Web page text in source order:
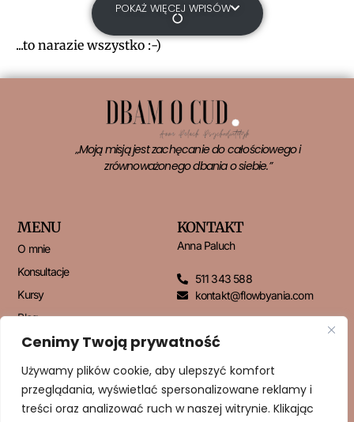
Cenimy Twoją prywatność
Używamy plików cookie, aby ulepszyć komfort
przeglądania, wyświetlać spersonalizowane reklamy i
treści oraz analizować ruch w naszej witrynie. Klikając
POKAŻ WIĘCEJ WPISÓW
...to narazie wszystko :-)
„Moją misją jest zachęcanie do całościowego i
zrównoważonego dbania o siebie.”
MENU
O mnie
Konsultacje
Kursy
Blog
Kontakt
KONTAKT
Anna Paluch
511 343 588
kontakt@flowbyania.com
NEWSLETTER